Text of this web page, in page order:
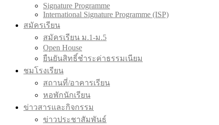
Signature Programme
International Signature Programme (ISP)
สมัครเรียน
สมัครเรียน ม.1-ม.5
Open House
ยืนยันสิทธิ์ชำระค่าธรรมเนียม
ชมโรงเรียน
สถานที่/อาคารเรียน
หอพักนักเรียน
ข่าวสารและกิจกรรม
ข่าวประชาสัมพันธ์